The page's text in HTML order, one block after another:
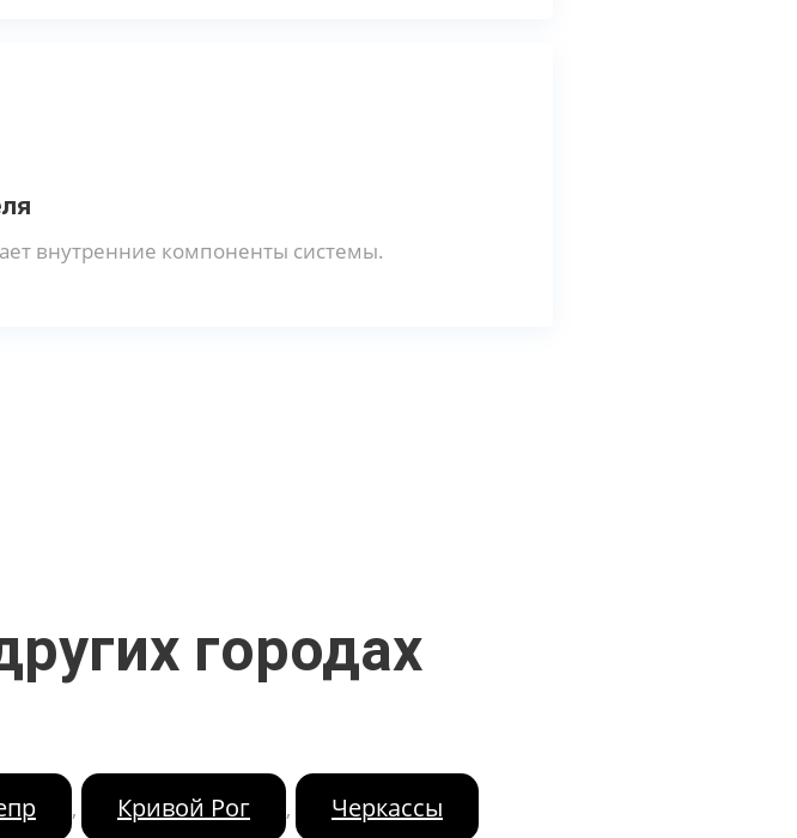
внутренние компоненты системы.
городах
, Кривой Рог , Черкассы